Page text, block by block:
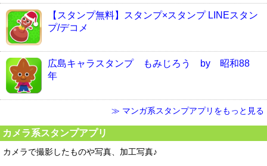
【スタンプ無料】スタンプ×スタンプ LINEスタン
プ/デコメ
広島キャラスタンプ もみじろう by 昭和88
年
≫ マンガ系スタンプアプリをもっと見る
カメラ系スタンプアプリ
カメラで撮影したものや写真、加工写真♪